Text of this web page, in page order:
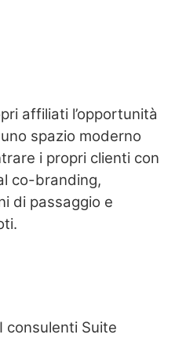
affiliati l’opportunità
spazio moderno
i propri clienti con
co-branding,
di passaggio e
consulenti Suite